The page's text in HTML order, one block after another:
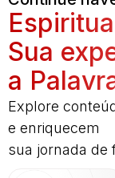
Sua
a
Explore
e enriquecem
sua jornada de